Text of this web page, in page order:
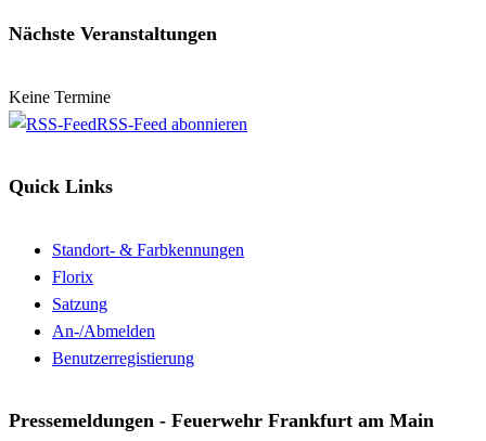
Nächste Veranstaltungen
Keine Termine
RSS-Feed abonnieren
Quick Links
Standort- & Farbkennungen
Florix
Satzung
An-/Abmelden
Benutzerregistierung
Pressemeldungen - Feuerwehr Frankfurt am Main